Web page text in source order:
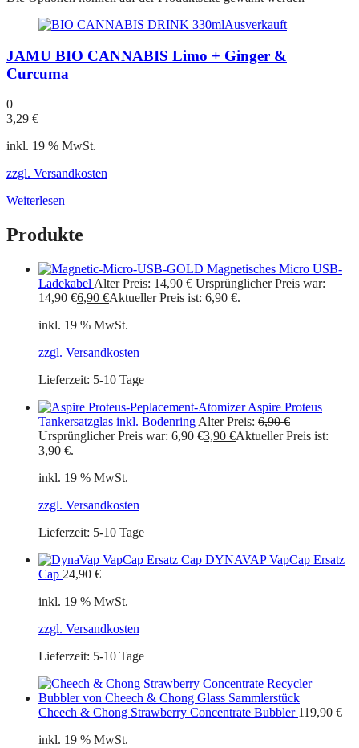
Ausverkauft
JAMU BIO CANNABIS Limo + Ginger &
Curcuma
0
3,29 €
inkl. 19 % MwSt.
zzgl. Versandkosten
Weiterlesen
Produkte
Magnetisches Micro USB-
Ladekabel Alter Preis: 14,90€ Ursprünglicher Preis war:
14,90 €6,90 €Aktueller Preis ist: 6,90 €.
inkl. 19 % MwSt.
zzgl. Versandkosten
Lieferzeit: 5-10 Tage
Aspire Proteus
Tankersatzglas inkl. Bodenring Alter Preis: 6,90€
Ursprünglicher Preis war: 6,90 €3,90 €Aktueller Preis ist:
3,90 €.
inkl. 19 % MwSt.
zzgl. Versandkosten
Lieferzeit: 5-10 Tage
DYNAVAP VapCap Ersatz
Cap 24,90 €
inkl. 19 % MwSt.
zzgl. Versandkosten
Lieferzeit: 5-10 Tage
Cheech & Chong Strawberry Concentrate Bubbler 119,90 €
inkl. 19 % MwSt.